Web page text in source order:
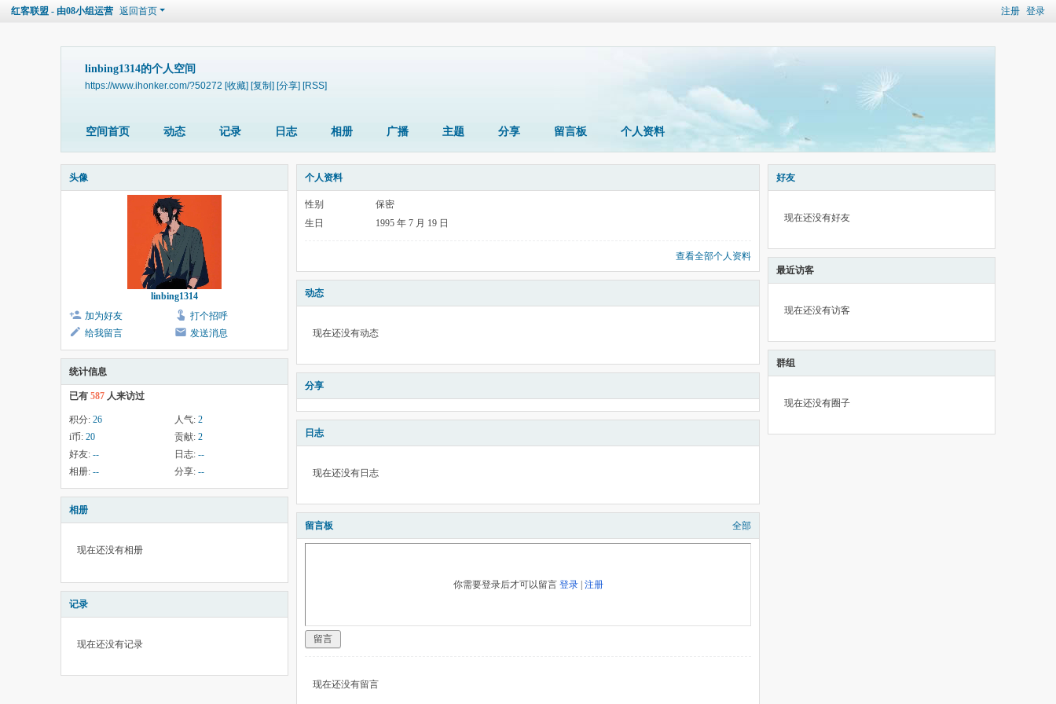
注册 登录
红客联盟 - 由08小组运营 返回首页
linbing1314的个人空间
https://www.ihonker.com/?50272 [收藏] [复制] [分享] [RSS]
空间首页 动态 记录 日志 相册 广播 主题 分享 留言板 个人资料
头像
linbing1314
加为好友
打个招呼
给我留言
发送消息
统计信息
已有 587 人来访过
积分: 26 人气: 2
i币: 20 贡献: 2
好友: -- 日志: --
相册: -- 分享: --
相册
现在还没有相册
记录
现在还没有记录
个人资料
性别
保密
生日
1995 年 7 月 19 日
查看全部个人资料
动态
现在还没有动态
分享
日志
现在还没有日志
留言板 全部
你需要登录后才可以留言 登录| 注册
留言
现在还没有留言
好友
现在还没有好友
最近访客
现在还没有访客
群组
现在还没有圈子